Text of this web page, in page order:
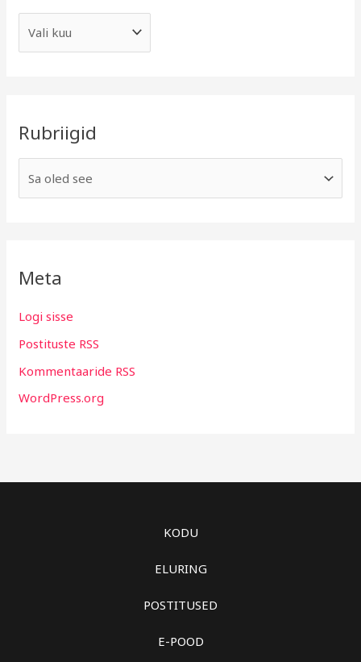
Rubriigid
Meta
Logi sisse
Postituste RSS
Kommentaaride RSS
WordPress.org
KODU
ELURING
POSTITUSED
E-POOD